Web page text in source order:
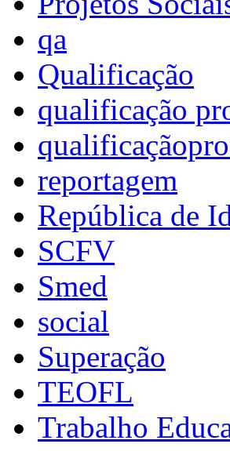
qa
Qualificação
qualificação
reportagem
República de
SCFV
Smed
social
Superação
TEOFL
Trabalho